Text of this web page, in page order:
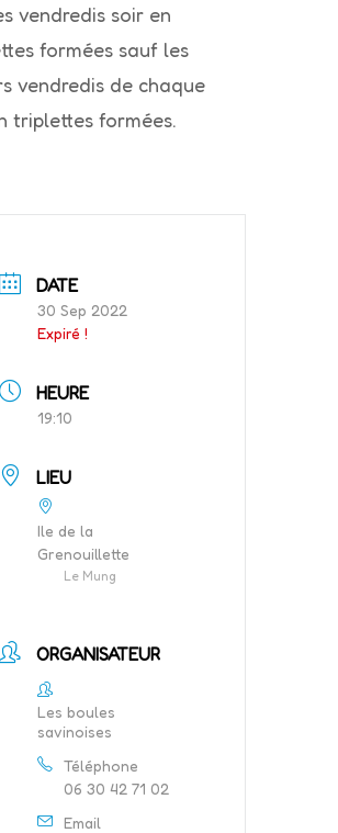
vendredis soir en
formées sauf les
vendredis de chaque
triplettes formées.
DATE
30 Sep 2022
Expiré !
HEURE
19:10
LIEU
Ile de la
Grenouillette
Le Mung
ORGANISATEUR
Les boules
savinoises
Téléphone
06 30 42 71 02
Email